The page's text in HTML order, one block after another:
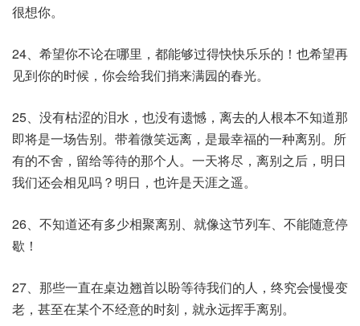
很想你。
24、希望你不论在哪里，都能够过得快快乐乐的！也希望再
见到你的时候，你会给我们捎来满园的春光。
25、没有枯涩的泪水，也没有遗憾，离去的人根本不知道那
即将是一场告别。带着微笑远离，是最幸福的一种离别。所
有的不舍，留给等待的那个人。一天将尽，离别之后，明日
我们还会相见吗？明日，也许是天涯之遥。
26、不知道还有多少相聚离别、就像这节列车、不能随意停
歇！
27、那些一直在桌边翘首以盼等待我们的人，终究会慢慢变
老，甚至在某个不经意的时刻，就永远挥手离别。